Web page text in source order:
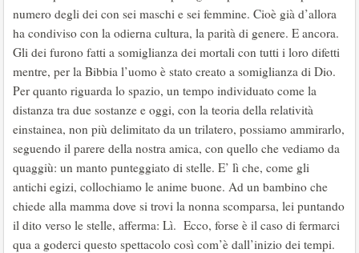
numero degli dei con sei maschi e sei femmine. Cioè già d’allora
ha condiviso con la odierna cultura, la parità di genere. E ancora.
Gli dei furono fatti a somiglianza dei mortali con tutti i loro difetti
mentre, per la Bibbia l’uomo è stato creato a somiglianza di Dio.
Per quanto riguarda lo spazio, un tempo individuato come la
distanza tra due sostanze e oggi, con la teoria della relatività
einstainea, non più delimitato da un trilatero, possiamo ammirarlo,
seguendo il parere della nostra amica, con quello che vediamo da
quaggiù: un manto punteggiato di stelle. E’ lì che, come gli
antichi egizi, collochiamo le anime buone. Ad un bambino che
chiede alla mamma dove si trovi la nonna scomparsa, lei puntando
il dito verso le stelle, afferma: Lì. Ecco, forse è il caso di fermarci
qua a goderci questo spettacolo così com’è dall’inizio dei tempi.